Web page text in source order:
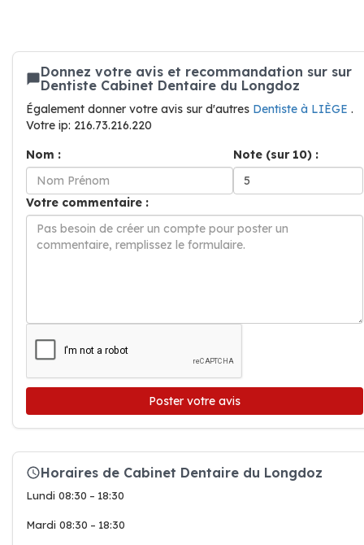
Donnez votre avis et recommandation sur sur
Dentiste Cabinet Dentaire du Longdoz
Également donner votre avis sur d'autres Dentiste à LIÈGE .
Votre ip: 216.73.216.220
Nom :
Note (sur 10) :
Votre commentaire :
Poster votre avis
Horaires de Cabinet Dentaire du Longdoz
Lundi 08:30 – 18:30
Mardi 08:30 – 18:30